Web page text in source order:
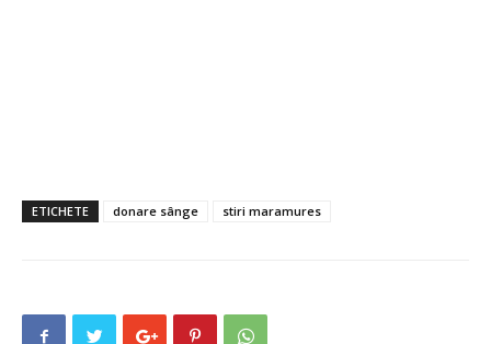
ETICHETE donare sânge stiri maramures